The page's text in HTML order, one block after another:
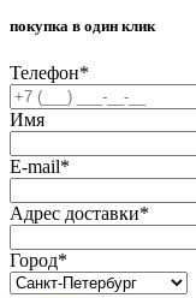
покупка в один клик
Телефон*
Имя
E-mail*
Адрес доставки*
Город*